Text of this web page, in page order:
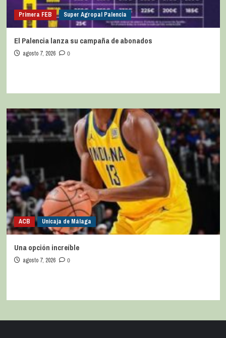
Primera FEB Super Agropal Palencia
El Palencia lanza su campaña de abonados
agosto 7, 2026 0
ACB Unicaja de Málaga
Una opción increíble
agosto 7, 2026 0